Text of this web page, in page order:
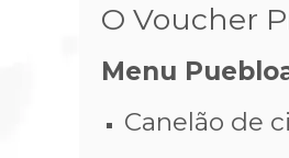
O Voucher
Menu
Canelão de